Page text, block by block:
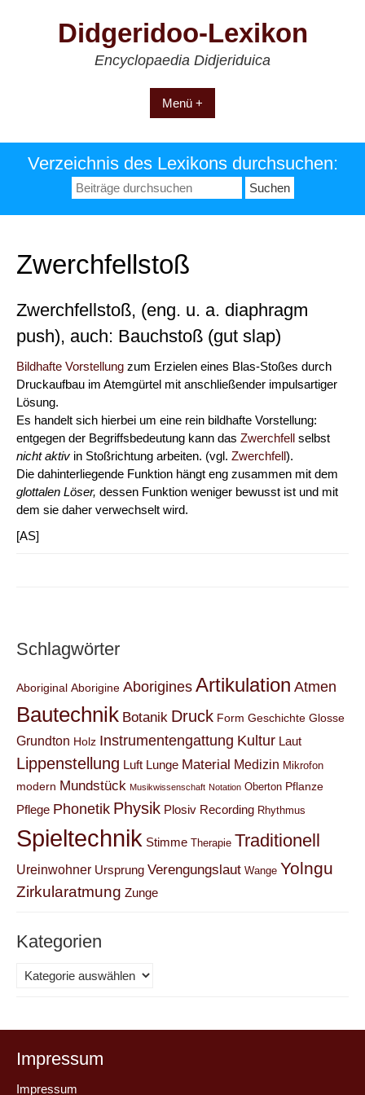
Didgeridoo-Lexikon
Encyclopaedia Didjeriduica
Menü +
Verzeichnis des Lexikons durchsuchen:
Suchen
nach:
Zwerchfellstoß
Zwerchfellstoß, (eng. u. a. diaphragm
push), auch: Bauchstoß (gut slap)
Bildhafte Vorstellung zum Erzielen eines Blas-Stoßes durch
Druckaufbau im Atemgürtel mit anschließender impulsartiger
Lösung.
Es handelt sich hierbei um eine rein bildhafte Vorstellung:
entgegen der Begriffsbedeutung kann das Zwerchfell selbst
nicht aktiv in Stoßrichtung arbeiten. (vgl. Zwerchfell).
Die dahinterliegende Funktion hängt eng zusammen mit dem
glottalen Löser, dessen Funktion weniger bewusst ist und mit
dem sie daher verwechselt wird.
[AS]
Schlagwörter
Aboriginal Aborigine AboriginesArtikulation Atmen
Bautechnik Botanik Druck Form Geschichte Glosse
Grundton Holz Instrumentengattung Kultur Laut
Lippenstellung Luft Lunge Material Medizin Mikrofon
modern Mundstück Musikwissenschaft Notation Oberton Pflanze
Pflege Phonetik Physik Plosiv Recording Rhythmus
Spieltechnik Stimme Therapie Traditionell
Ureinwohner Ursprung Verengungslaut Wange Yolngu
Zirkularatmung Zunge
Kategorien
Kategorien
Impressum
Impressum